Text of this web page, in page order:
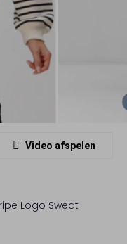
Video afspelen
Logo Sweat